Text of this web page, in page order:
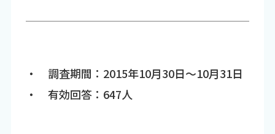
・ 調査期間：2015年10月30日～10月31日
・ 有効回答：647人